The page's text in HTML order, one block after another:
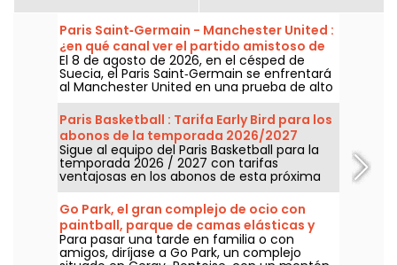
Paris Saint‑Germain - Manchester United :
¿en qué canal ver el partido amistoso de
la pretemporada?
El 8 de agosto de 2026, en el césped de
Suecia, el Paris Saint‑Germain se enfrentará
al Manchester United en una prueba de alto
nivel previa a una nueva temporada. Un
choque histórico y un duelo de prestigio tras
la Copa del Mundo de fútbol. ¿En qué
cadena ver los dos amistosos?
Paris Basketball : Tarifa Early Bird para los
abonos de la temporada 2026/2027
Sigue al equipo del Paris Basketball para la
temporada 2026 / 2027 con tarifas
ventajosas en los abonos de esta próxima
temporada que se presenta prometedora.
Entre choques europeos de prestigio,
animaciones XXL y un ambiente de locura,
aquí tienes por qué es el evento deportivo y
de ocio que no te puedes perder.
Go Park, el gran complejo de ocio con
paintball, parque de camas elásticas y
footbulle de Pontoise
Para pasar una tarde en familia o con
amigos, diríjase a Go Park, un complejo